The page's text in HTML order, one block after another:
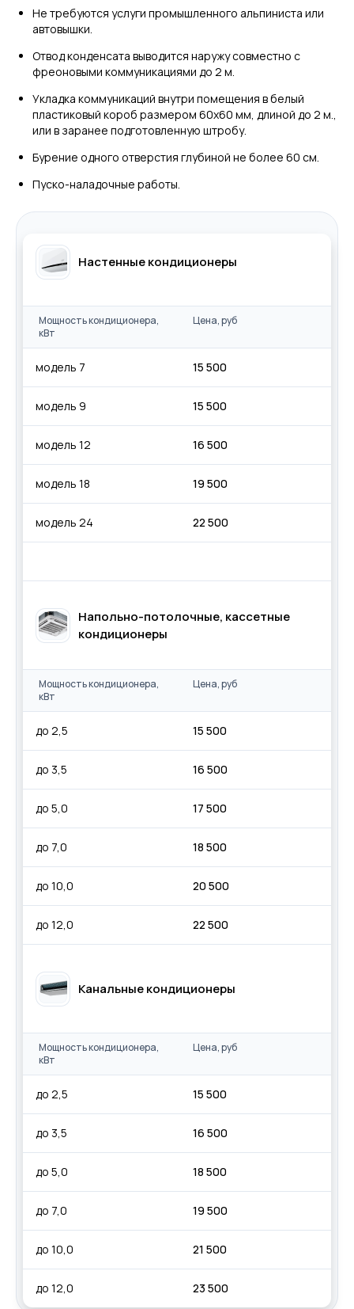
Не требуются услуги промышленного альпиниста или
автовышки.
Отвод конденсата выводится наружу совместно с
фреоновыми коммуникациями до 2 м.
Укладка коммуникаций внутри помещения в белый
пластиковый короб размером 60х60 мм, длиной до 2 м.,
или в заранее подготовленную штробу.
Бурение одного отверстия глубиной не более 60 см.
Пуско-наладочные работы.
Настенные кондиционеры
Мощность кондиционера,
кВт
Цена, руб
модель 7 15 500
модель 9 15 500
модель 12 16 500
модель 18 19 500
модель 24 22 500
Напольно-потолочные, кассетные
кондиционеры
Мощность кондиционера,
кВт
Цена, руб
до 2,5 15 500
до 3,5 16 500
до 5,0 17 500
до 7,0 18 500
до 10,0 20 500
до 12,0 22 500
Канальные кондиционеры
Мощность кондиционера,
кВт
Цена, руб
до 2,5 15 500
до 3,5 16 500
до 5,0 18 500
до 7,0 19 500
до 10,0 21 500
до 12,0 23 500